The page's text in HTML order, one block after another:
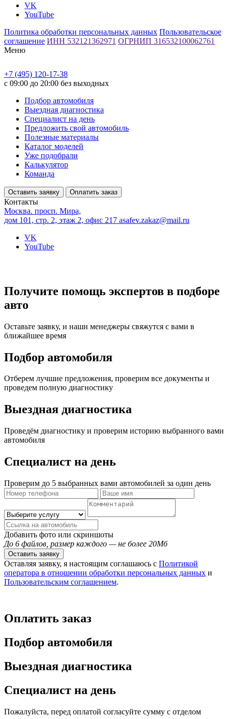
VK
YouTube
Политика обработки персональных данных Пользовательское
соглашение ИНН 532121362971 ОГРНИП 316532100062761
Меню
+7 (495) 120-17-38
с 09:00 до 20:00 без выходных
Подбор автомобиля
Выездная диагностика
Специалист на день
Предложить свой автомобиль
Полезные материалы
Каталог моделей
Уже подобрали
Калькулятор
Команда
Оставить заявку Оплатить заказ
Контакты
Москва. просп. Мира,
дом 101, стр. 2, этаж 2, офис 217 asafev.zakaz@mail.ru
VK
YouTube
Получите помощь экспертов в подборе
авто
Оставьте заявку, и наши менеджеры свяжутся с вами в
ближайшее время
Подбор автомобиля
Отберем лучшие предложения, проверим все документы и
проведем полную диагностику
Выездная диагностика
Проведём диагностику и проверим историю выбранного вами
автомобиля
Специалист на день
Проверим до 5 выбранных вами автомобилей за один день
Добавить фото или скриншоты
До 6 файлов, размер каждого — не более 20Мб
Оставить заявку
Оставляя заявку, я настоящим соглашаюсь с Политикой
оператора в отношении обработки персональных данных и
Пользовательским соглашением.
Оплатить заказ
Подбор автомобиля
Выездная диагностика
Специалист на день
Пожалуйста, перед оплатой согласуйте сумму с отделом